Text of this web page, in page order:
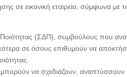
σε εικονική εταιρεία, σύμφωνα με
Ποιότητας (ΣΔΠ), συμβούλους που
σε όσους επιθυμούν να
να σχεδιάζουν,